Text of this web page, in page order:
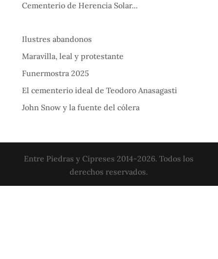
Cementerio de Herencia Solar...
Ilustres abandonos
Maravilla, leal y protestante
Funermostra 2025
El cementerio ideal de Teodoro Anasagasti
John Snow y la fuente del cólera
Entre Piedras y Cipreses 2014-2026. Todos los
derechos reservados.